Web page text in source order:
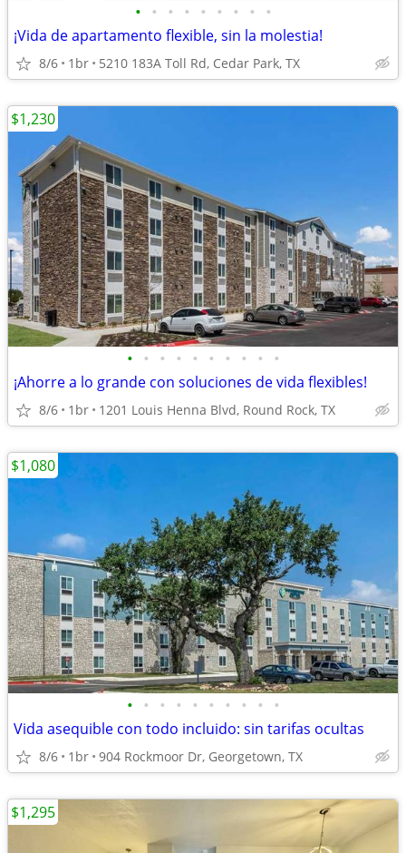
• • • • • • • • •
¡Vida de apartamento flexible, sin la molestia!
8/6 1br 5210 183A Toll Rd, Cedar Park, TX
• • • • • • • • • •
¡Ahorre a lo grande con soluciones de vida flexibles!
8/6 1br 1201 Louis Henna Blvd, Round Rock, TX
$1,230
• • • • • • • • • •
Vida asequible con todo incluido: sin tarifas ocultas
8/6 1br 904 Rockmoor Dr, Georgetown, TX
$1,080
$1,295